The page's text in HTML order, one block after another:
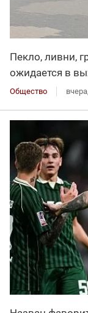
Пекло, ливни,
ожидается в
Общество